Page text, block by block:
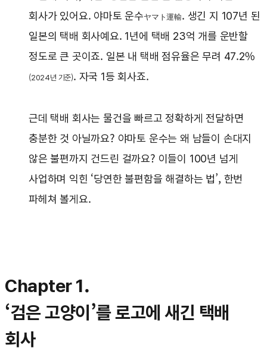
회사가 있어요. 야마토 운수ヤマト運輸. 생긴 지 107년 된
일본의 택배 회사예요. 1년에 택배 23억 개를 운반할
정도로 큰 곳이죠. 일본 내 택배 점유율은 무려 47.2%
(2024년 기준). 자국 1등 회사죠.
근데 택배 회사는 물건을 빠르고 정확하게 전달하면
충분한 것 아닐까요? 야마토 운수는 왜 남들이 손대지
않은 불편까지 건드린 걸까요? 이들이 100년 넘게
사업하며 익힌 ‘당연한 불편함을 해결하는 법’, 한번
파헤쳐 볼게요.
Chapter 1.
‘검은 고양이’를 로고에 새긴 택배
회사